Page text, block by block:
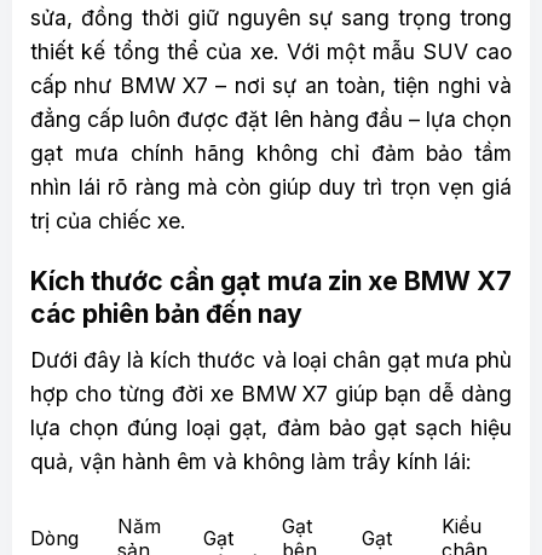
sửa, đồng thời giữ nguyên sự sang trọng trong
thiết kế tổng thể của xe. Với một mẫu SUV cao
cấp như BMW X7 – nơi sự an toàn, tiện nghi và
đẳng cấp luôn được đặt lên hàng đầu – lựa chọn
gạt mưa chính hãng không chỉ đảm bảo tầm
nhìn lái rõ ràng mà còn giúp duy trì trọn vẹn giá
trị của chiếc xe.
Kích thước cần gạt mưa zin xe BMW X7
các phiên bản đến nay
Dưới đây là kích thước và loại chân gạt mưa phù
hợp cho từng đời xe BMW X7 giúp bạn dễ dàng
lựa chọn đúng loại gạt, đảm bảo gạt sạch hiệu
quả, vận hành êm và không làm trầy kính lái:
Dòng
Năm
Gạt
Gạt
Gạt
Kiểu